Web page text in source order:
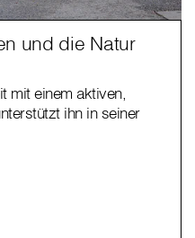
und die Natur
mit einem aktiven,
ihn in seiner